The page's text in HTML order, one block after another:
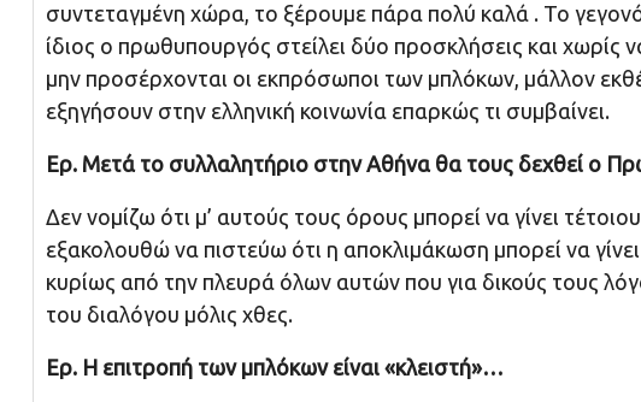
συντεταγμένη χώρα, το ξέρουμε πάρα πολύ καλά . Το
ίδιος ο πρωθυπουργός στείλει δύο προσκλήσεις και χωρίς
μην προσέρχονται οι εκπρόσωποι των μπλόκων, μάλλον
εξηγήσουν στην ελληνική κοινωνία επαρκώς τι συμβαίνει.
Ερ. Μετά το συλλαλητήριο στην Αθήνα θα τους δεχθεί ο
Δεν νομίζω ότι μ’ αυτούς τους όρους μπορεί να γίνει
εξακολουθώ να πιστεύω ότι η αποκλιμάκωση μπορεί να
κυρίως από την πλευρά όλων αυτών που για δικούς τους
του διαλόγου μόλις χθες.
Ερ. Η επιτροπή των μπλόκων είναι «κλειστή»…